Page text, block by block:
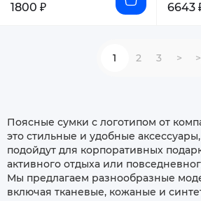
1800 ₽ 6643
1 2 3 >
Поясные сумки с логотипом от
это стильные и удобные
подойдут для корпоративных
активного отдыха или
Мы предлагаем разнообразные
включая тканевые, кожаные и